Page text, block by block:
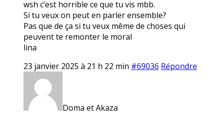
wsh c’est horrible ce que tu vis mbb.
Si tu veux on peut en parler ensemble?
Pas que de ça si tu veux même de choses qui
peuvent te remonter le moral
lina
23 janvier 2025 à 21 h 22 min #69036 Répondre
Doma et Akaza